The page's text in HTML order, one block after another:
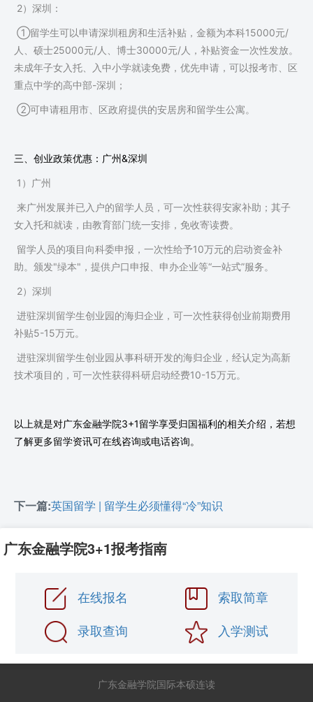
2）深圳：
①留学生可以申请深圳租房和生活补贴，金额为本科15000元/
人、硕士25000元/人、博士30000元/人，补贴资金一次性发放。
未成年子女入托、入中小学就读免费，优先申请，可以报考市、区
重点中学的高中部-深圳；
②可申请租用市、区政府提供的安居房和留学生公寓。
三、创业政策优惠：广州&深圳
1）广州
来广州发展并已入户的留学人员，可一次性获得安家补助；其子
女入托和就读，由教育部门统一安排，免收寄读费。
留学人员的项目向科委申报，一次性给予10万元的启动资金补
助。颁发"绿本"，提供户口申报、申办企业等“一站式”服务。
2）深圳
进驻深圳留学生创业园的海归企业，可一次性获得创业前期费用
补贴5-15万元。
进驻深圳留学生创业园从事科研开发的海归企业，经认定为高新
技术项目的，可一次性获得科研启动经费10-15万元。
以上就是对广东金融学院3+1留学享受归国福利的相关介绍，若想
了解更多留学资讯可在线咨询或电话咨询。
下一篇:英国留学 | 留学生必须懂得“冷”知识
广东金融学院3+1报考指南
在线报名
索取简章
录取查询
入学测试
广东金融学院国际本硕连读